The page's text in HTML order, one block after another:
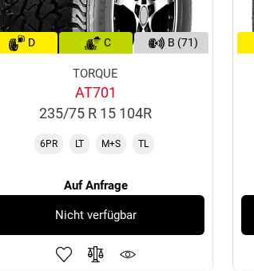
D C B (71)
TORQUE
AT701
235/75 R 15 104R
6PR LT M+S TL
Auf Anfrage
Nicht verfügbar